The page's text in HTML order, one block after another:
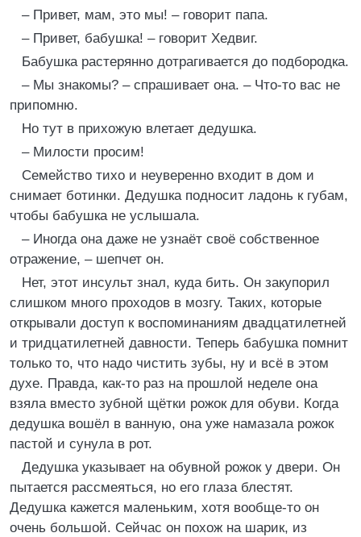
– Привет, мам, это мы! – говорит папа.
– Привет, бабушка! – говорит Хедвиг.
Бабушка растерянно дотрагивается до подбородка.
– Мы знакомы? – спрашивает она. – Что-то вас не
припомню.
Но тут в прихожую влетает дедушка.
– Милости просим!
Семейство тихо и неуверенно входит в дом и
снимает ботинки. Дедушка подносит ладонь к губам,
чтобы бабушка не услышала.
– Иногда она даже не узнаёт своё собственное
отражение, – шепчет он.
Нет, этот инсульт знал, куда бить. Он закупорил
слишком много проходов в мозгу. Таких, которые
открывали доступ к воспоминаниям двадцатилетней
и тридцатилетней давности. Теперь бабушка помнит
только то, что надо чистить зубы, ну и всё в этом
духе. Правда, как-то раз на прошлой неделе она
взяла вместо зубной щётки рожок для обуви. Когда
дедушка вошёл в ванную, она уже намазала рожок
пастой и сунула в рот.
Дедушка указывает на обувной рожок у двери. Он
пытается рассмеяться, но его глаза блестят.
Дедушка кажется маленьким, хотя вообще-то он
очень большой. Сейчас он похож на шарик, из